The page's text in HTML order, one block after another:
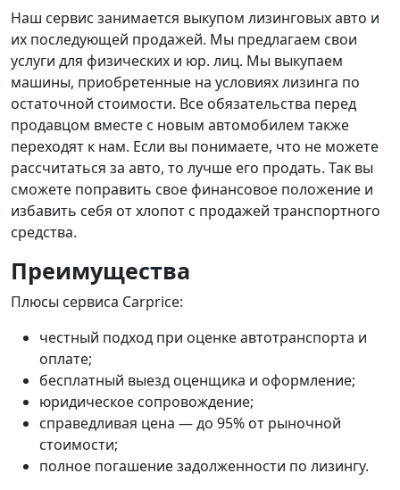
Наш сервис занимается выкупом лизинговых авто и
их последующей продажей. Мы предлагаем свои
услуги для физических и юр. лиц. Мы выкупаем
машины, приобретенные на условиях лизинга по
остаточной стоимости. Все обязательства перед
продавцом вместе с новым автомобилем также
переходят к нам. Если вы понимаете, что не можете
рассчитаться за авто, то лучше его продать. Так вы
сможете поправить свое финансовое положение и
избавить себя от хлопот с продажей транспортного
средства.
Преимущества
Плюсы сервиса Carprice:
честный подход при оценке автотранспорта и
оплате;
бесплатный выезд оценщика и оформление;
юридическое сопровождение;
справедливая цена — до 95% от рыночной
стоимости;
полное погашение задолженности по лизингу.